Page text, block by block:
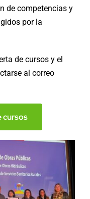
de competencias y
por la
de cursos y el
al correo
cursos